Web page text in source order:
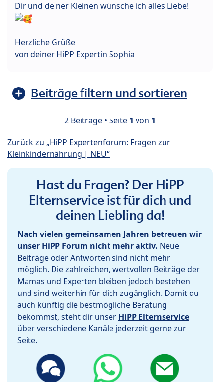
Dir und deiner Kleinen wünsche ich alles Liebe!
Herzliche Grüße
von deiner HiPP Expertin Sophia
Beiträge filtern und sortieren
2 Beiträge • Seite 1 von 1
Zurück zu „HiPP Expertenforum: Fragen zur
Kleinkindernährung | NEU“
Hast du Fragen? Der HiPP
Elternservice ist für dich und
deinen Liebling da!
Nach vielen gemeinsamen Jahren betreuen wir
unser HiPP Forum nicht mehr aktiv. Neue
Beiträge oder Antworten sind nicht mehr
möglich. Die zahlreichen, wertvollen Beiträge der
Mamas und Experten bleiben jedoch bestehen
und sind weiterhin für dich zugänglich. Damit du
auch künftig die bestmögliche Beratung
bekommst, steht dir unser HiPP Elternservice
über verschiedene Kanäle jederzeit gerne zur
Seite.